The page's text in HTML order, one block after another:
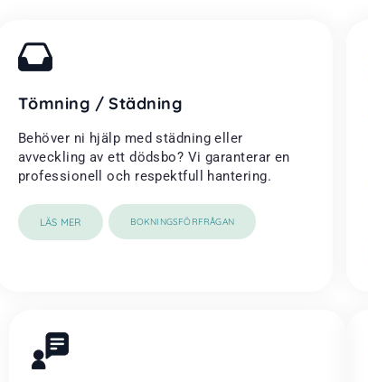
Tömning / Städning
Behöver ni hjälp med städning eller
avveckling av ett dödsbo? Vi garanterar en
professionell och respektfull hantering.
LÄS MER BOKNINGSFÖRFRÅGAN